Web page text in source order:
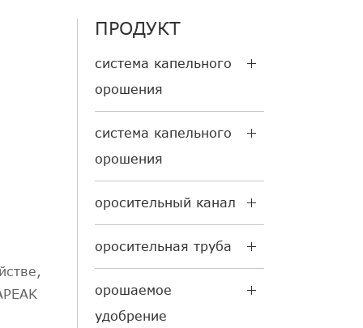
ПРОДУКТ
система капельного
орошения
система капельного
орошения
оросительный канал
оросительная труба
орошаемое
удобрение